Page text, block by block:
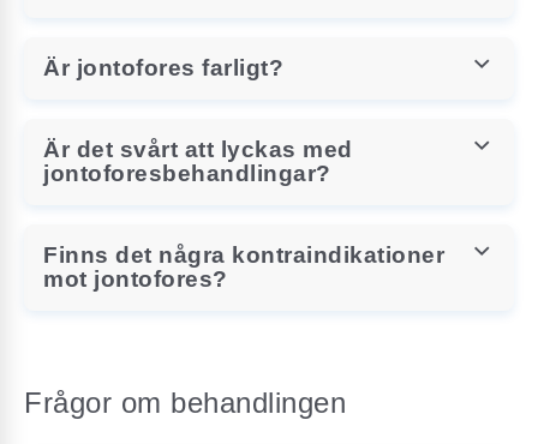
Är jontofores farligt?
Är det svårt att lyckas med
jontoforesbehandlingar?
Finns det några kontraindikationer
mot jontofores?
Frågor om behandlingen